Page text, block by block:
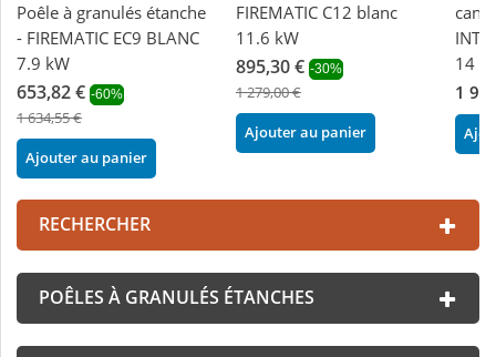
Poêle à granulés étanche
- FIREMATIC EC9 BLANC
7.9 kW
653,82 € -60%
1 634,55 €
Ajouter au panier
FIREMATIC C12 blanc
11.6 kW
895,30 € -30%
1 279,00 €
Ajouter au panier
14
1
RECHERCHER
POÊLES À GRANULÉS ÉTANCHES